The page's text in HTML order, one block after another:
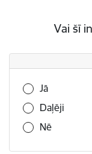
Vai šī
Vai šī
Jā
Daļēji
Nē